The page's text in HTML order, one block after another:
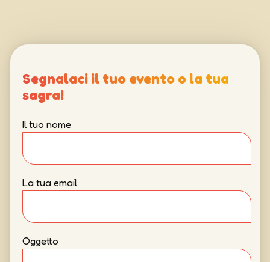
Segnalaci il tuo evento o la tua
sagra!
Il tuo nome
La tua email
Oggetto